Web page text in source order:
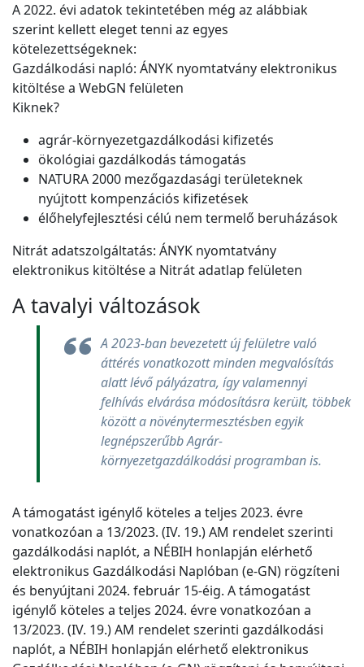
A 2022. évi adatok tekintetében még az alábbiak
szerint kellett eleget tenni az egyes
kötelezettségeknek:
Gazdálkodási napló: ÁNYK nyomtatvány elektronikus
kitöltése a WebGN felületen
Kiknek?
agrár-környezetgazdálkodási kifizetés
ökológiai gazdálkodás támogatás
NATURA 2000 mezőgazdasági területeknek
nyújtott kompenzációs kifizetések
élőhelyfejlesztési célú nem termelő beruházások
Nitrát adatszolgáltatás: ÁNYK nyomtatvány
elektronikus kitöltése a Nitrát adatlap felületen
A tavalyi változások
A 2023-ban bevezetett új felületre való
áttérés vonatkozott minden megvalósítás
alatt lévő pályázatra, így valamennyi
felhívás elvárása módosításra került, többek
között a növénytermesztésben egyik
legnépszerűbb Agrár-
környezetgazdálkodási programban is.
A támogatást igénylő köteles a teljes 2023. évre
vonatkozóan a 13/2023. (IV. 19.) AM rendelet szerinti
gazdálkodási naplót, a NÉBIH honlapján elérhető
elektronikus Gazdálkodási Naplóban (e-GN) rögzíteni
és benyújtani 2024. február 15-éig. A támogatást
igénylő köteles a teljes 2024. évre vonatkozóan a
13/2023. (IV. 19.) AM rendelet szerinti gazdálkodási
naplót, a NÉBIH honlapján elérhető elektronikus